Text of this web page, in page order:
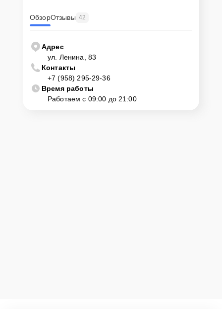
ОбзорОтзывы 42
Адрес
ул. Ленина, 83
Контакты
+7 (958) 295-29-36
Время работы
Работаем с 09:00 до 21:00